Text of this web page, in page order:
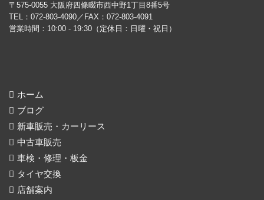
〒575-0055 大阪府四條畷市西中野1丁目8番5号
TEL：072-803-4090／FAX：072-803-4091
営業時間：10:00 - 19:30（定休日：日曜・祝日）
ホーム
ブログ
新車販売・カーリース
中古車販売
車検・修理・板金
タイヤ交換
店舗案内